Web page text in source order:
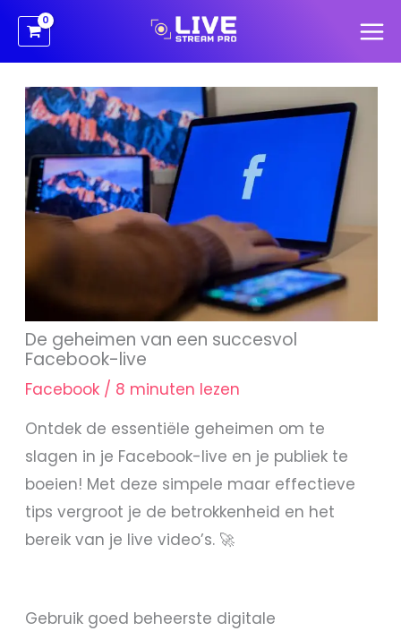
Ga
naar
de
inhoud
De geheimen van een succesvol
Facebook-live
Facebook / 8 minuten lezen
Ontdek de essentiële geheimen om te
slagen in je Facebook-live en je publiek te
boeien! Met deze simpele maar effectieve
tips vergroot je de betrokkenheid en het
bereik van je live video’s. 🚀
Gebruik goed beheerste digitale